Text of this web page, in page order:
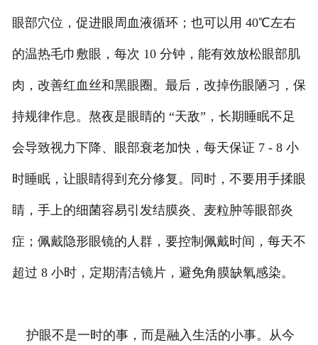
眼部穴位，促进眼周血液循环；也可以用 40℃左右
的温热毛巾敷眼，每次 10 分钟，能有效放松眼部肌
肉，改善红血丝和黑眼圈。最后，改掉伤眼陋习，保
持规律作息。熬夜是眼睛的 “天敌”，长期睡眠不足
会导致视力下降、眼部衰老加快，每天保证 7 - 8 小
时睡眠，让眼睛得到充分修复。同时，不要用手揉眼
睛，手上的细菌容易引发结膜炎、麦粒肿等眼部炎
症；佩戴隐形眼镜的人群，要控制佩戴时间，每天不
超过 8 小时，定期清洁镜片，避免角膜缺氧感染。
护眼不是一时的事，而是融入生活的小事。从今